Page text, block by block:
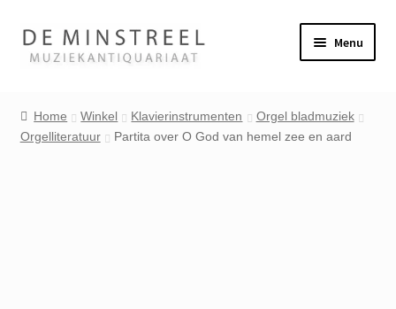
Ga
door
Ga
naar
Menu
Contact
Home Winkel Klavierinstrumenten
Orgel bladmuziek
Orgelliteratuur
Partita over O God van hemel zee en aard